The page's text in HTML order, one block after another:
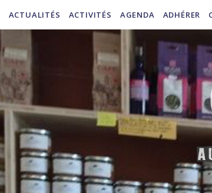
ACTUALITÉS ACTIVITÉS AGENDA ADHÉRER